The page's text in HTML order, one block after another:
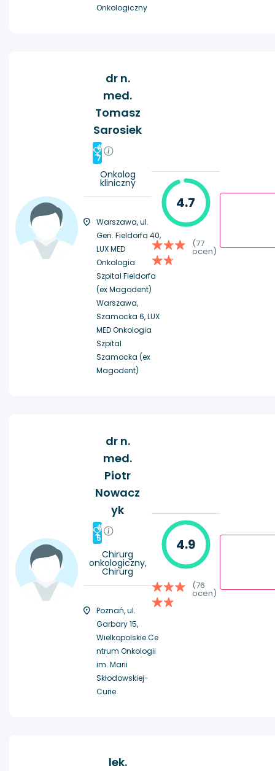
Onkologiczny
dr n.
med.
Tomasz
Sarosiek
#
7
Onkolog
kliniczny
Warszawa, ul.
Gen. Fieldorfa 40,
LUX MED
Onkologia
Szpital Fieldorfa
(ex Magodent)
Warszawa,
Szamocka 6, LUX
MED Onkologia
Szpital
Szamocka (ex
Magodent)
4.7
(77
ocen)
dr n.
med.
Piotr
Nowacz
yk
#
5
Chirurg
onkologiczny,
Chirurg
Poznań, ul.
Garbary 15,
Wielkopolskie Ce
ntrum Onkologii
im. Marii
Skłodowskiej-
Curie
4.9
(76
ocen)
lek.